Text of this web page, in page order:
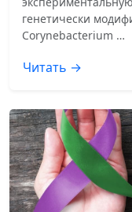
генетически
Corynebacterium …
Читать →